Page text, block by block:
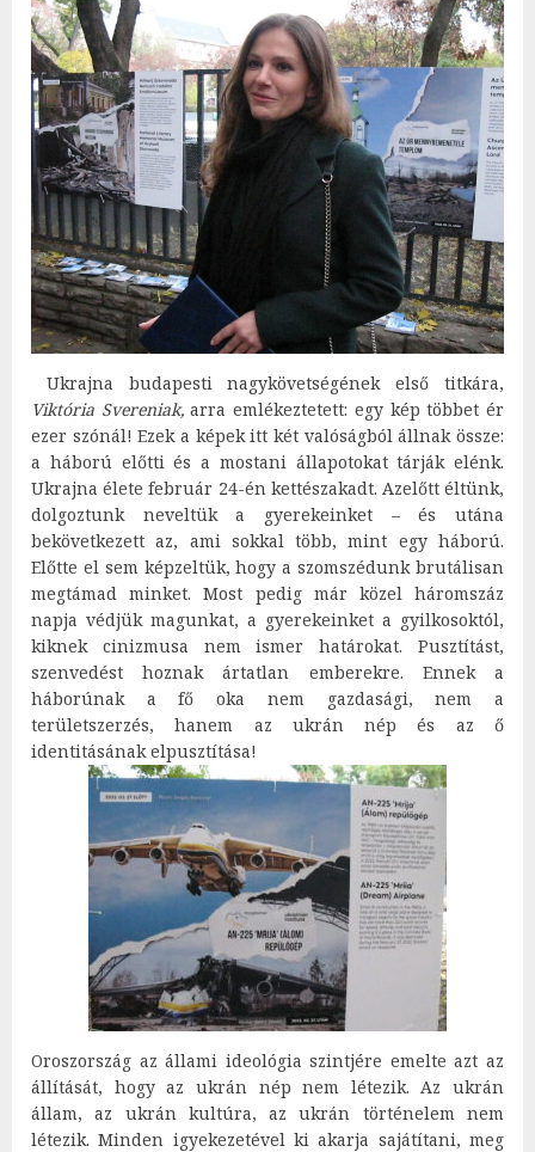
Ukrajna budapesti nagykövetségének első titkára,
Viktória Svereniak,arra emlékeztetett: egy kép többet ér
ezer szónál! Ezek a képek itt két valóságból állnak össze:
a háború előtti és a mostani állapotokat tárják elénk.
Ukrajna élete február 24-én kettészakadt. Azelőtt éltünk,
dolgoztunk neveltük a gyerekeinket – és utána
bekövetkezett az, ami sokkal több, mint egy háború.
Előtte el sem képzeltük, hogy a szomszédunk brutálisan
megtámad minket. Most pedig már közel háromszáz
napja védjük magunkat, a gyerekeinket a gyilkosoktól,
kiknek cinizmusa nem ismer határokat. Pusztítást,
szenvedést hoznak ártatlan emberekre. Ennek a
háborúnak a fő oka nem gazdasági, nem a
területszerzés, hanem az ukrán nép és az ő
identitásának elpusztítása!
Oroszország az állami ideológia szintjére emelte azt az
állítását, hogy az ukrán nép nem létezik. Az ukrán
állam, az ukrán kultúra, az ukrán történelem nem
létezik. Minden igyekezetével ki akarja sajátítani, meg